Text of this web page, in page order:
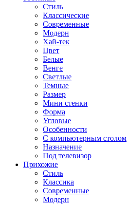
Стиль
Классические
Современные
Модерн
Хай-тек
Цвет
Белые
Венге
Светлые
Темные
Размер
Мини стенки
Форма
Угловые
Особенности
С компьютерным столом
Назначение
Под телевизор
Прихожие
Стиль
Классика
Современные
Модерн